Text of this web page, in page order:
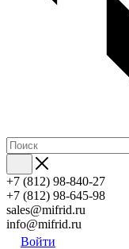
+7 (812) 98-840-27
+7 (812) 98-645-98
sales@mifrid.ru
info@mifrid.ru
Войти